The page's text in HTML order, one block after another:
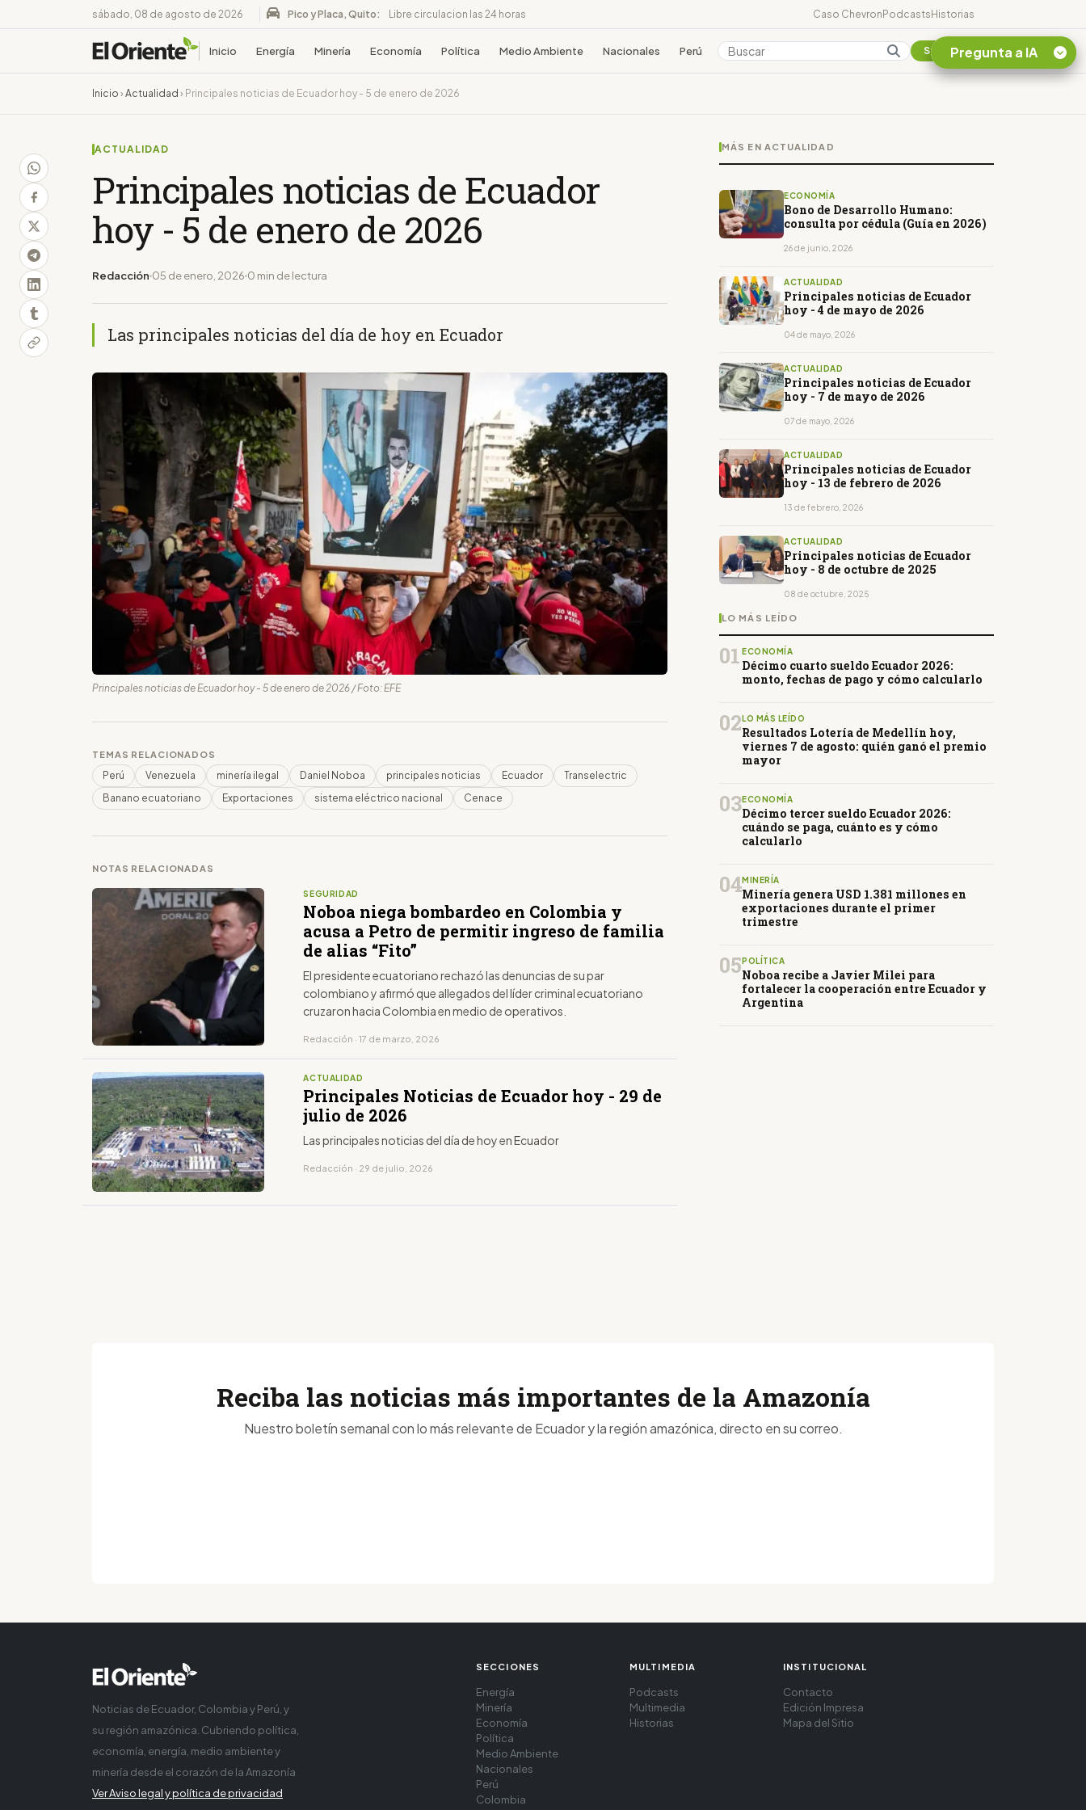
sábado, 08 de agosto de 2026 Pico y Placa, Quito: Libre circulacion las 24 horas Caso ChevronPodcastsHistorias
Inicio Energía Minería Economía Política Medio Ambiente Nacionales Perú Colombia Suscribirse
Inicio › Actualidad › Principales noticias de Ecuador hoy - 5 de enero de 2026
ACTUALIDAD
Principales noticias de Ecuador
hoy - 5 de enero de 2026
Redacción 05 de enero, 2026 0 min de lectura
Las principales noticias del día de hoy en Ecuador
Principales noticias de Ecuador hoy - 5 de enero de 2026 / Foto: EFE
TEMAS RELACIONADOS
Perú Venezuela minería ilegal Daniel Noboa principales noticias Ecuador
Transelectric
Banano ecuatoriano
Exportaciones sistema eléctrico nacional Cenace
NOTAS RELACIONADAS
SEGURIDAD
Noboa niega bombardeo en Colombia y
acusa a Petro de permitir ingreso de familia
de alias “Fito”
El presidente ecuatoriano rechazó las denuncias de su par
colombiano y afirmó que allegados del líder criminal ecuatoriano
cruzaron hacia Colombia en medio de operativos.
Redacción · 17 de marzo, 2026
ACTUALIDAD
Principales Noticias de Ecuador hoy - 29 de
julio de 2026
Las principales noticias del día de hoy en Ecuador
Redacción · 29 de julio, 2026
MÁS EN ACTUALIDAD
ECONOMÍA
Bono de Desarrollo Humano:
consulta por cédula (Guía en 2026)
26 de junio, 2026
ACTUALIDAD
Principales noticias de Ecuador
hoy - 4 de mayo de 2026
04 de mayo, 2026
ACTUALIDAD
Principales noticias de Ecuador
hoy - 7 de mayo de 2026
07 de mayo, 2026
ACTUALIDAD
Principales noticias de Ecuador
hoy - 13 de febrero de 2026
13 de febrero, 2026
ACTUALIDAD
Principales noticias de Ecuador
hoy - 8 de octubre de 2025
08 de octubre, 2025
LO MÁS LEÍDO
01 ECONOMÍA
Décimo cuarto sueldo Ecuador 2026:
monto, fechas de pago y cómo calcularlo
02 LO MÁS LEÍDO
Resultados Lotería de Medellín hoy,
viernes 7 de agosto: quién ganó el premio
mayor
03ECONOMÍA
Décimo tercer sueldo Ecuador 2026:
cuándo se paga, cuánto es y cómo
calcularlo
04MINERÍA
Minería genera USD 1.381 millones en
exportaciones durante el primer
trimestre
05 POLÍTICA
Noboa recibe a Javier Milei para
fortalecer la cooperación entre Ecuador y
Argentina
Pregunta a IA
¿En que consiste la
Reciba las noticias más importantes de la Amazonía
Nuestro boletín semanal con lo más relevante de Ecuador y la región amazónica, directo en su correo.
Noticias de Ecuador, Colombia y Perú, y
su región amazónica. Cubriendo política,
economía, energía, medio ambiente y
minería desde el corazón de la Amazonía
Ver Aviso legal y política de privacidad
SECCIONES
Energía
Minería
Economía
Política
Medio Ambiente
Nacionales
Perú
Colombia
MULTIMEDIA
Podcasts
Multimedia
Historias
INSTITUCIONAL
Contacto
Edición Impresa
Mapa del Sitio